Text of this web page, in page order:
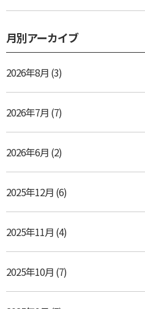
月別アーカイブ
2026年8月 (3)
2026年7月 (7)
2026年6月 (2)
2025年12月 (6)
2025年11月 (4)
2025年10月 (7)